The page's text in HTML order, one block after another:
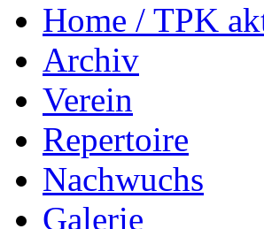
Home / TPK
Archiv
Verein
Repertoire
Nachwuchs
Galerie